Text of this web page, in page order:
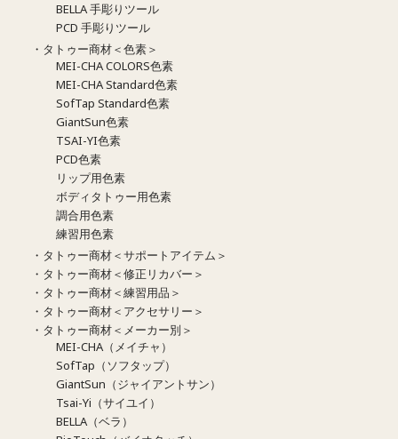
BELLA 手彫りツール
PCD 手彫りツール
・タトゥー商材＜色素＞
MEI-CHA COLORS色素
MEI-CHA Standard色素
SofTap Standard色素
GiantSun色素
TSAI-YI色素
PCD色素
リップ用色素
ボディタトゥー用色素
調合用色素
練習用色素
・タトゥー商材＜サポートアイテム＞
・タトゥー商材＜修正リカバー＞
・タトゥー商材＜練習用品＞
・タトゥー商材＜アクセサリー＞
・タトゥー商材＜メーカー別＞
MEI-CHA（メイチャ）
SofTap（ソフタップ）
GiantSun（ジャイアントサン）
Tsai-Yi（サイユイ）
BELLA（ベラ）